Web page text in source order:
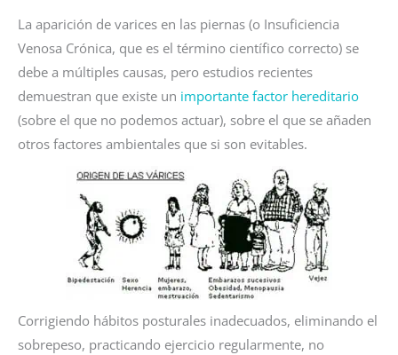
La aparición de varices en las piernas (o Insuficiencia
Venosa Crónica, que es el término científico correcto) se
debe a múltiples causas, pero estudios recientes
demuestran que existe un importante factor hereditario
(sobre el que no podemos actuar), sobre el que se añaden
otros factores ambientales que si son evitables.
Corrigiendo hábitos posturales inadecuados, eliminando el
sobrepeso, practicando ejercicio regularmente, no